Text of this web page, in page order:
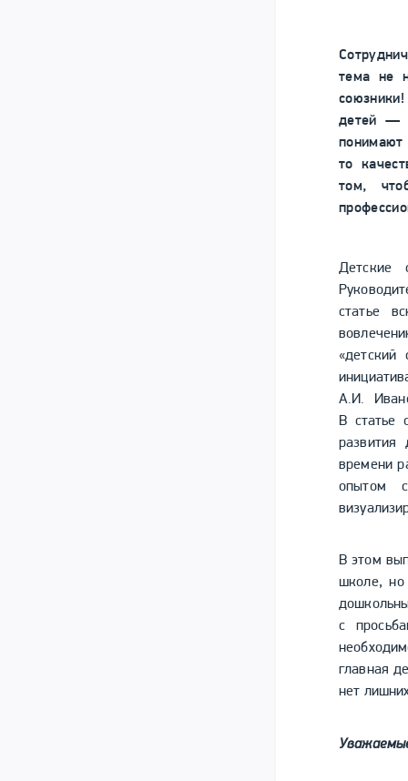
тема не
детей —
понимают
то
том,
Детские
статье
А.И.
В статье
развития
времени
опытом
В этом
школе, но
с
главная
нет